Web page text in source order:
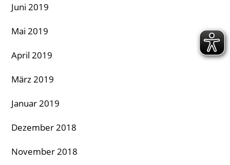
Juni 2019
Mai 2019
April 2019
März 2019
Januar 2019
Dezember 2018
November 2018